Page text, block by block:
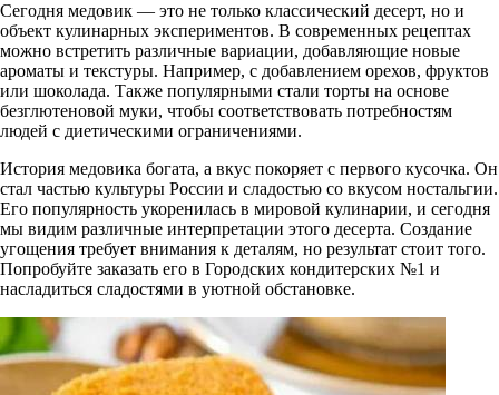
Сегодня медовик — это не только классический десерт, но и
объект кулинарных экспериментов. В современных рецептах
можно встретить различные вариации, добавляющие новые
ароматы и текстуры. Например, с добавлением орехов, фруктов
или шоколада. Также популярными стали торты на основе
безглютеновой муки, чтобы соответствовать потребностям
людей с диетическими ограничениями.
История медовика богата, а вкус покоряет с первого кусочка. Он
стал частью культуры России и сладостью со вкусом ностальгии.
Его популярность укоренилась в мировой кулинарии, и сегодня
мы видим различные интерпретации этого десерта. Создание
угощения требует внимания к деталям, но результат стоит того.
Попробуйте заказать его в Городских кондитерских №1 и
насладиться сладостями в уютной обстановке.